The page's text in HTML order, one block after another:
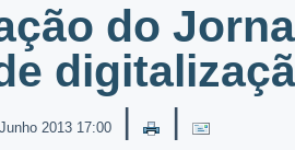
do
2013 17:00 | |